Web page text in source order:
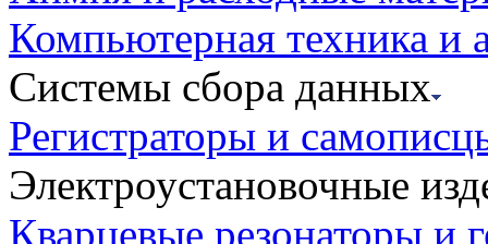
Компьютерная техника и
Системы сбора данных
Регистраторы и
Электроустановочные
Кварцевые резонаторы и